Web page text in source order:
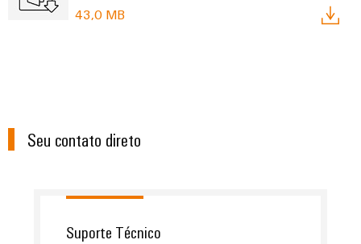
43,0 MB
Seu contato direto
Suporte Técnico